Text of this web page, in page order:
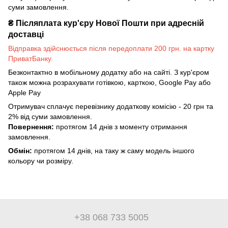
суми замовлення.
₴ Післяплата кур'єру Нової Пошти при адресній
доставці
Відправка здійснюється після передоплати 200 грн. на картку
ПриватБанку.
Безконтактно в мобільному додатку або на сайті. З кур'єром
також можна розрахувати готівкою, карткою, Google Pay або
Apple Pay
Отримувач сплачує перевізнику додаткову комісію - 20 грн та
2% від суми замовлення.
Повернення: протягом 14 днів з моменту отримання
замовлення.
Обмін: протягом 14 днів, на таку ж саму модель іншого
кольору чи розміру.
+38 068 733 5005